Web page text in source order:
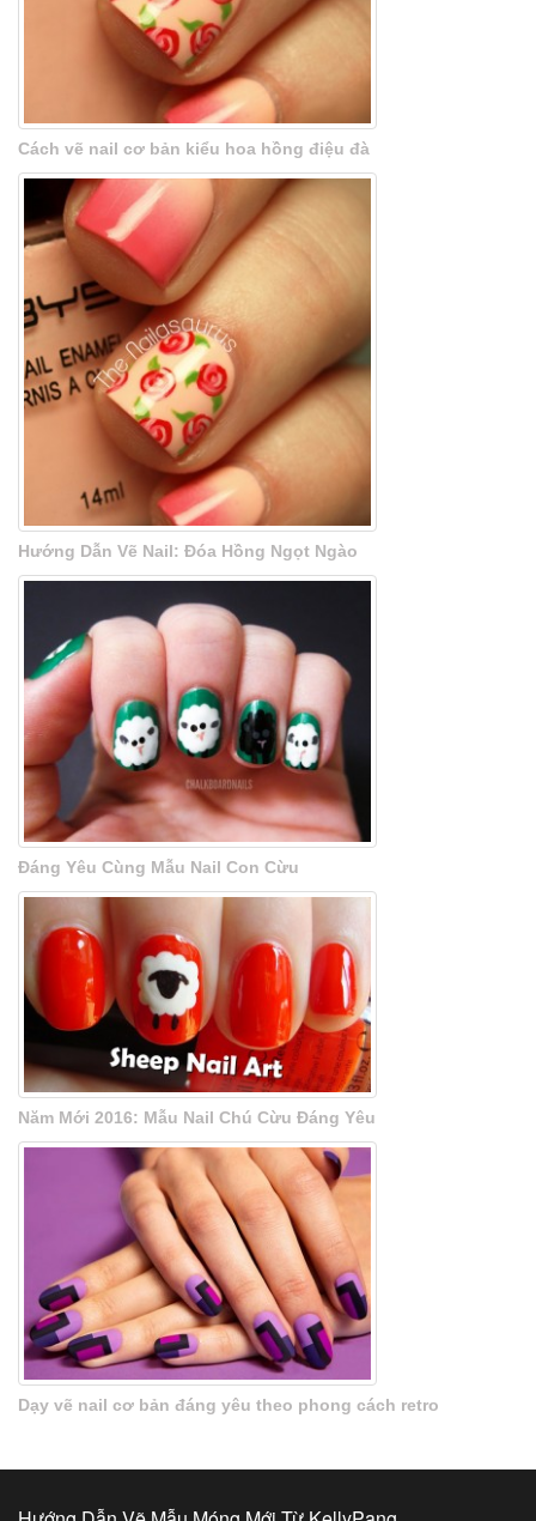
Cách vẽ nail cơ bản kiểu hoa hồng điệu đà
Hướng Dẫn Vẽ Nail: Đóa Hồng Ngọt Ngào
Đáng Yêu Cùng Mẫu Nail Con Cừu
Năm Mới 2016: Mẫu Nail Chú Cừu Đáng Yêu
Dạy vẽ nail cơ bản đáng yêu theo phong cách retro